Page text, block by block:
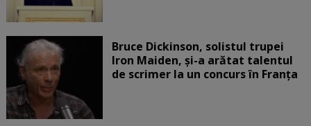
Bruce Dickinson, solistul trupei
Iron Maiden, şi-a arătat talentul
de scrimer la un concurs în Franţa